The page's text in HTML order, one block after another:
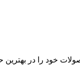
خود را در بهترین